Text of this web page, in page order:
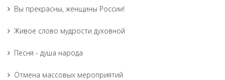
Вы прекрасны, женщины России!
Живое слово мудрости духовной
Песня - душа народа
Отмена массовых мероприятий